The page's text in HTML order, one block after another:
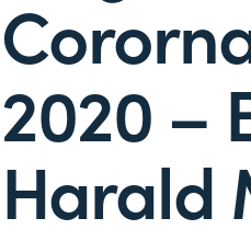
2020 –
Harald